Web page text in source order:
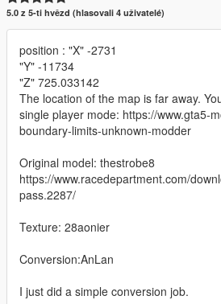
5.0 z 5-ti hvězd (hlasovali 4 uživatelé)
position : "X" -2731
"Y" -11734
"Z" 725.033142
The location of the map is far away.
single player mode: https://www.gta5-
boundary-limits-unknown-modder
Original model: thestrobe8
https://www.racedepartment.com/
pass.2287/
Texture: 28aonier
Conversion:AnLan
I just did a simple conversion job.